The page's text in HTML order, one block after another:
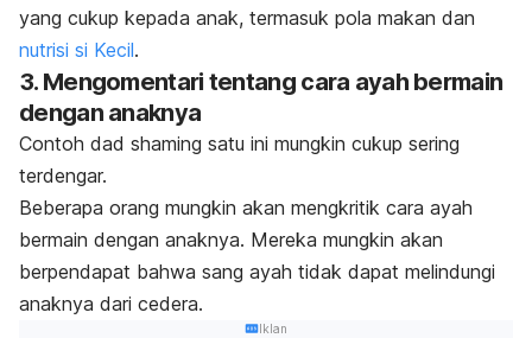
yang cukup kepada anak, termasuk pola makan dan
nutrisi si Kecil.
3. Mengomentari tentang cara ayah bermain
dengan anaknya
Contoh dad shaming satu ini mungkin cukup sering
terdengar.
Beberapa orang mungkin akan mengkritik cara ayah
bermain dengan anaknya. Mereka mungkin akan
berpendapat bahwa sang ayah tidak dapat melindungi
anaknya dari cedera.
Iklan